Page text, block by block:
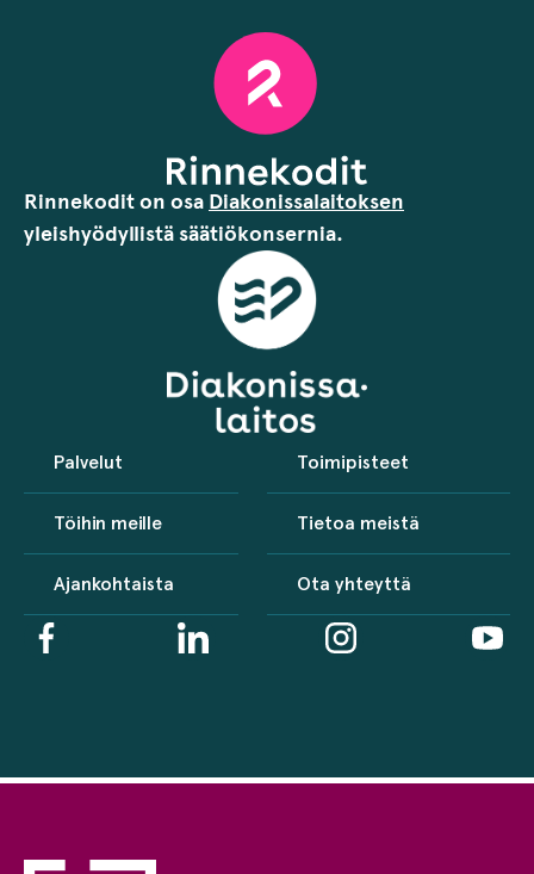
Rinnekodit on osa Diakonissalaitoksen
yleishyödyllistä säätiökonsernia.
Palvelut Toimipisteet
Töihin meille Tietoa meistä
Ajankohtaista Ota yhteyttä